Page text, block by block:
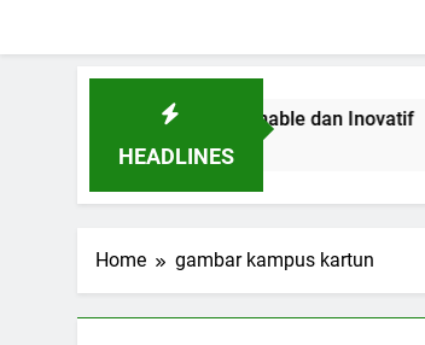
HEADLINES
Pendidikan Sustainable dan Inovatif
Home gambar kampus kartun